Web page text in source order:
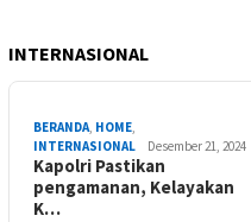
INTERNASIONAL
BERANDA, HOME,
INTERNASIONAL
Desember 21, 2024
Kapolri Pastikan
pengamanan, Kelayakan
K…